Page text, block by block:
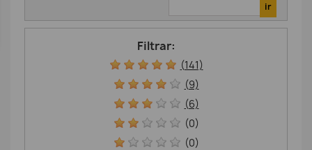
Filtrar:
(141)
(9)
(6)
(0)
(0)